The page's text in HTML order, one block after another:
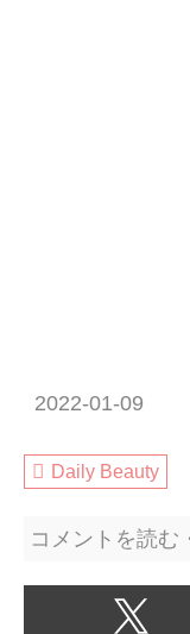
2022-01-09
Daily Beauty
コメントを読む